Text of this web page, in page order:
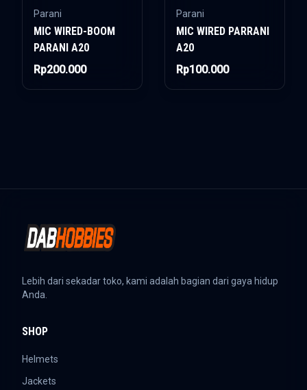
Parani
MIC WIRED-BOOM
PARANI A20
Rp200.000
Parani
MIC WIRED PARRANI
A20
Rp100.000
Lebih dari sekadar toko, kami adalah bagian dari gaya hidup
Anda.
SHOP
Helmets
Jackets